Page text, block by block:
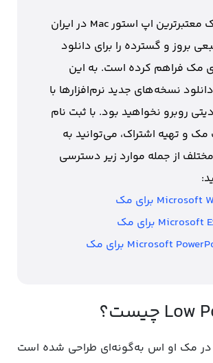
سیب اپ مک معتبرترین اپ استور Mac در ایران
بروز و گسترده را برای دانلود
مک فراهم کرده است. به این
نسخه‌های جدید نرم‌افزارها با
روبرو نخواهید بود. با ثبت نام
و تهیه اشتراک، می‌توانید به
از جمله موارد زیر دسترسی
حالت Low Power در مک او اس به‌گونه‌ای طراحی شده است